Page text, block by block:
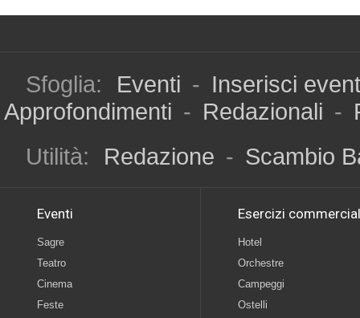
Sfoglia: Eventi - Inserisci
Approfondimenti - Redazionali -
Utilità:
Redazione - Scambio
Eventi
Sagre
Teatro
Cinema
Feste
Esercizi
Hotel
Orchestre
Campeggi
Ostelli